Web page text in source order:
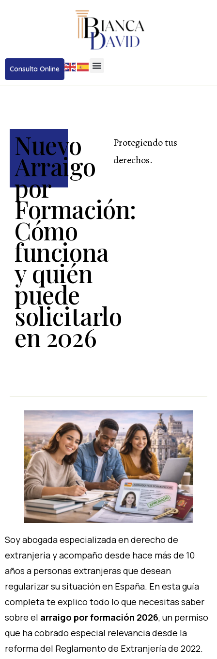
Consulta Online
Nuevo
Arraigo
por
Formación:
Cómo
funciona
y quién
puede
solicitarlo
en 2026
Protegiendo tus
derechos.
Soy abogada especializada en derecho de
extranjería y acompaño desde hace más de 10
años a personas extranjeras que desean
regularizar su situación en España. En esta guía
completa te explico todo lo que necesitas saber
sobre el arraigo por formación 2026, un permiso
que ha cobrado especial relevancia desde la
reforma del Reglamento de Extranjería de 2022.